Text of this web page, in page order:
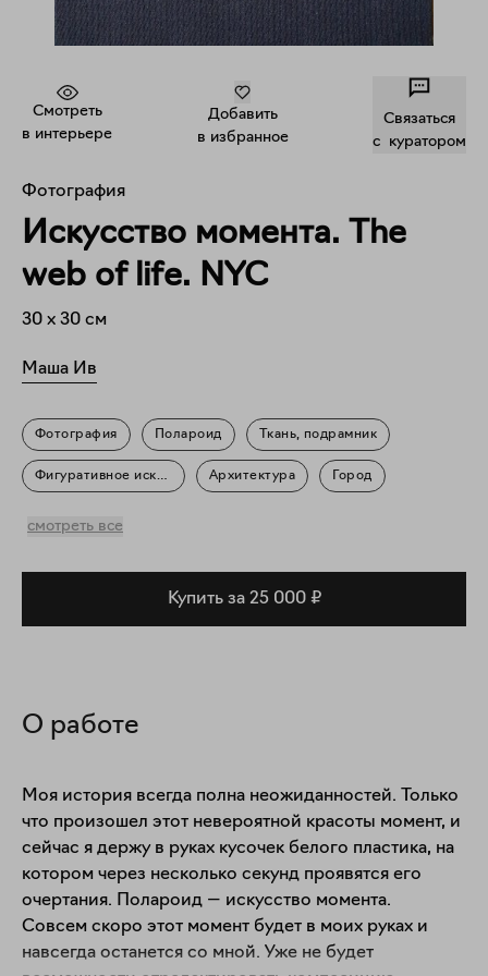
Смотреть
в интерьере
Добавить
в избранное
Связаться
c куратором
Фотография
Искусство момента. The
web of life. NYC
30 x 30 см
Маша Ив
Фотография Полароид Ткань, подрамник
Фигуративное искусство Архитектура Город
смотреть все
Купить за 25 000 ₽
О работе
Моя история всегда полна неожиданностей. Только
что произошел этот невероятной красоты момент, и
сейчас я держу в руках кусочек белого пластика, на
котором через несколько секунд проявятся его
очертания. Полароид — искусство момента.
Совсем скоро этот момент будет в моих руках и
навсегда останется со мной. Уже не будет